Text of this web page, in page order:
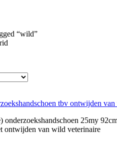
“wild”
tbv ontwijden
onderzoekshandschoen 25my
ontwijden van wild veterinaire